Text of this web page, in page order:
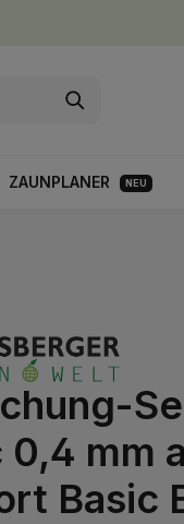
ZAUNPLANER NEU
0,4 mm
Basic